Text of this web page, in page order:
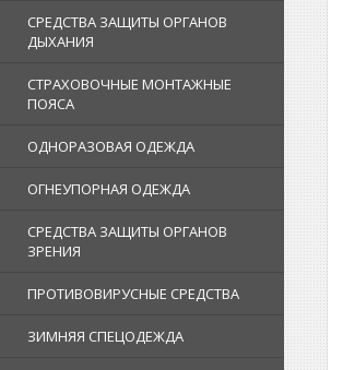
СРЕДСТВА ЗАЩИТЫ ОРГАНОВ
ДЫХАНИЯ
СТРАХОВОЧНЫЕ МОНТАЖНЫЕ
ПОЯСА
ОДНОРАЗОВАЯ ОДЕЖДА
ОГНЕУПОРНАЯ ОДЕЖДА
СРЕДСТВА ЗАЩИТЫ ОРГАНОВ
ЗРЕНИЯ
ПРОТИВОВИРУСНЫЕ СРЕДСТВА
ЗИМНЯЯ СПЕЦОДЕЖДА